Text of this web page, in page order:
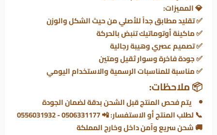
💎المميزات:
✅ تقليد مطابق جداً للأصلي من حيث الشكل والوزن
✅ ماكينة أوتوماتيك تنبض بالحركة
✅ تصميم عصري وهيبة رجالية
✅ جودة فاخرة وسوار ثقيل ومتين
✅ مناسبة للمناسبات الرسمية والاستخدام اليومي
📦 ملاحظات:
يتم فحص المنتج قبل الشحن بدقة لضمان الجودة
📞 لطلب المنتج أو الاستفسار: 📲 0506331177 - 0556031932
🚚 شحن سريع وآمن داخل وخارج المملكة